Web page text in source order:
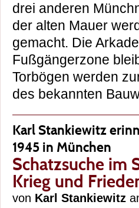
drei anderen
der alten Mauer
gemacht. Die
Fußgängerzone
Torbögen werden
des bekannten
Karl Stankiewitz
1945 in München
Schatzsuche im
Krieg und
von Karl Stankiewitz